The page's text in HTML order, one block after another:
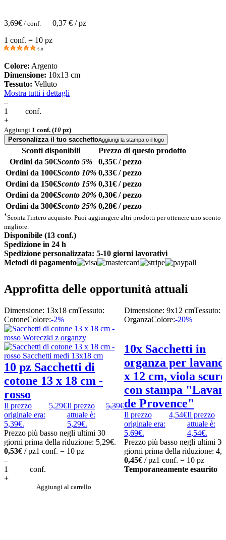
3,69€ / conf.
1 conf. = 10 pz
0,37 € / pz
5.0
Colore: Argento
Dimensione: 10x13 cm
Tessuto: Velluto
Mostra tutti i dettagli
–
conf.
+
Aggiungi 1 conf. (10 pz)
Personalizza il tuo sacchettoAggiungi la stampa o il logo
Sconti disponibili
Prezzo di questo prodotto
Ordini da 50€Sconto 5%
0,35€ / pezzo
Ordini da 100€Sconto 10% 0,33€ / pezzo
Ordini da 150€Sconto 15% 0,31€ / pezzo
Ordini da 200€Sconto 20% 0,30€ / pezzo
Ordini da 300€Sconto 25% 0,28€ / pezzo
*Sconta l'intero acquisto. Puoi aggiungere altri prodotti per ottenere uno sconto
migliore.
Disponibile (13 conf.)
Spedizione in 24 h
Spedizione personalizzata: 5-10 giorni lavorativi
Metodi di pagamento
Approfitta delle opportunità attuali
Dimensione: 13x18 cmTessuto:
CotoneColore:-2%
10 pz Sacchetti di
cotone 13 x 18 cm -
rosso
5,39€
Il prezzo
originale era:
5,39€.
5,29€Il prezzo
attuale è:
5,29€.
Prezzo più basso negli ultimi 30
giorni prima della riduzione: 5,29€.
0,53€ / pz1 conf. = 10 pz
–
conf.
+
Aggiungi al carrello
Dimensione: 9x12 cmTessuto:
OrganzaColore:-20%
10x Sacchetti in
organza per
x 12 cm, viola scuro
con stampa
de Provence"
Il prezzo
originale era:
5,69€.
4,54€Il prezzo
attuale è:
4,54€.
Prezzo più basso negli ultimi 30
giorni prima della riduzione:
0,45€ / pz1 conf. = 10 pz
Temporaneamente esaurito